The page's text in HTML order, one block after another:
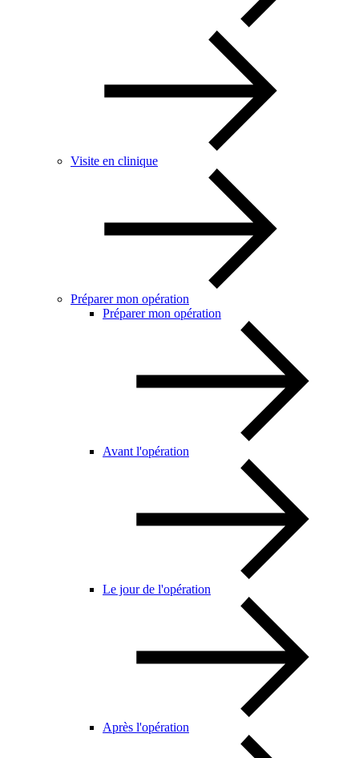
Visite en clinique
Préparer mon opération
Préparer mon opération
Avant l'opération
Le jour de l'opération
Après l'opération